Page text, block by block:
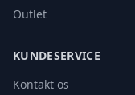
Outlet
KUNDESERVICE
Kontakt os